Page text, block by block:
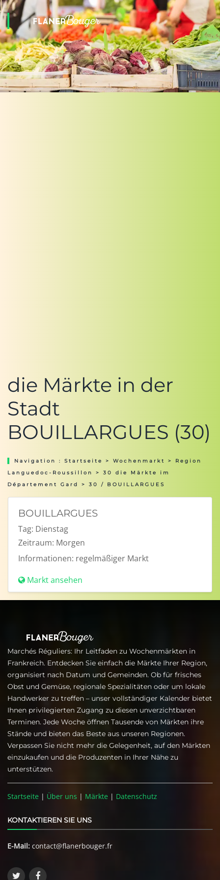
die Märkte in der
Stadt
BOUILLARGUES (30)
Navigation : Startseite > Wochenmarkt > Region
Languedoc-Roussillon
> 30 die Märkte im
Département Gard
> 30 / BOUILLARGUES
BOUILLARGUES
Tag: Dienstag
Zeitraum: Morgen
Informationen: regelmäßiger Markt
Markt ansehen
Marchés Réguliers: Ihr Leitfaden zu Wochenmärkten in
Frankreich. Entdecken Sie einfach die Märkte Ihrer Region,
organisiert nach Datum und Gemeinden. Ob für frisches
Obst und Gemüse, regionale Spezialitäten oder um lokale
Handwerker zu treffen – unser vollständiger Kalender bietet
Ihnen privilegierten Zugang zu diesen unverzichtbaren
Terminen. Jede Woche öffnen Tausende von Märkten ihre
Stände und bieten das Beste aus unseren Regionen.
Verpassen Sie nicht mehr die Gelegenheit, auf den Märkten
einzukaufen und die Produzenten in Ihrer Nähe zu
unterstützen.
Startseite | Über uns | Märkte | Datenschutz
KONTAKTIEREN SIE UNS
E-Mail: contact@flanerbouger.fr